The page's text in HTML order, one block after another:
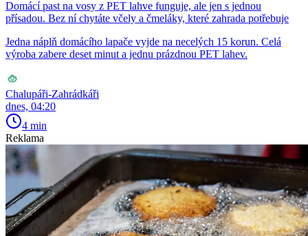
Domácí past na vosy z PET lahve funguje, ale jen s jednou
přísadou. Bez ní chytáte včely a čmeláky, které zahrada potřebuje
Jedna náplň domácího lapače vyjde na necelých 15 korun. Celá
výroba zabere deset minut a jednu prázdnou PET lahev.
Chalupáři-Zahrádkáři
dnes, 04:20
4 min
Reklama